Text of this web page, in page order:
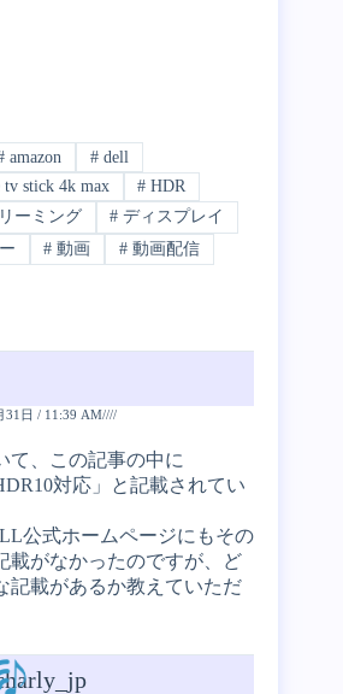
amazon # dell
stick 4k max # HDR
ーミング # ディスプレイ
# 動画 # 動画配信
31日 / 11:39 AM////
て、この記事の中に
対応」と記載されてい
公式ホームページにもその
載がなかったのですが、ど
記載があるか教えていただ